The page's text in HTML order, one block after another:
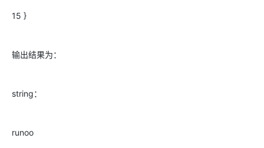
15 }
输出结果为：
string：
runoo